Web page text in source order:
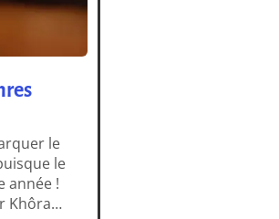
le
le
année !
Khôra